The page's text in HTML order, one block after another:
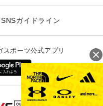
SNSガイドライン
ポーツ公式アプリ